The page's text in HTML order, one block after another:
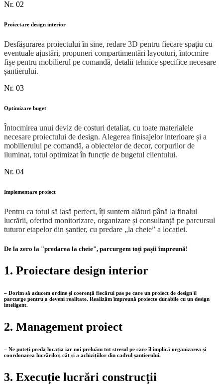
Nr. 02
Proiectare design interior
Desfășurarea proiectului în sine, redare 3D pentru fiecare spațiu cu
eventuale ajustări, propuneri compartimentări layouturi, întocmire
fișe pentru mobilierul pe comandă, detalii tehnice specifice necesare
șantierului.
Nr. 03
Optimizare buget
Întocmirea unui deviz de costuri detaliat, cu toate materialele
necesare proiectului de design. Alegerea finisajelor interioare și a
mobilierului pe comandă, a obiectelor de decor, corpurilor de
iluminat, totul optimizat în funcție de bugetul clientului.
Nr. 04
Implementare proiect
Pentru ca totul să iasă perfect, îți suntem alături până la finalul
lucrării, oferind monitorizare, organizare și consultanță pe parcursul
tuturor etapelor din șantier, cu predare „la cheie” a locației.
De la zero la "predarea la cheie", parcurgem toți pașii împreună!
1. Proiectare design interior
– Dorim să aducem ordine și coerență fiecărui pas pe care un proiect de design îl
parcurge pentru a deveni realitate. Realizăm împreună proiecte durabile cu un design
inteligent.
2. Management proiect
– Ne puteți preda locația iar noi preluăm tot stresul pe care îl implică organizarea și
coordonarea lucrărilor, cât și a achizițiilor din cadrul șantierului.
3. Execuție lucrări construcții